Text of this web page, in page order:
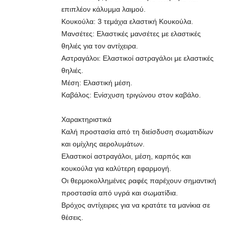
επιπλέον κάλυμμα λαιμού.
Κουκούλα: 3 τεμάχια ελαστική Κουκούλα.
Μανσέτες: Ελαστικές μανσέτες με ελαστικές
θηλιές για τον αντίχειρα.
Αστραγάλοι: Ελαστικοί αστραγάλοι με ελαστικές
θηλιές.
Μέση: Ελαστική μέση.
Καβάλος: Ενίσχυση τριγώνου στον καβάλο.
Χαρακτηριστικά
Καλή προστασία από τη διείσδυση σωματιδίων
και ομίχλης αερολυμάτων.
Ελαστικοί αστραγάλοι, μέση, καρπός και
κουκούλα για καλύτερη εφαρμογή.
Οι θερμοκολλημένες ραφές παρέχουν σημαντική
προστασία από υγρά και σωματίδια.
Βρόχος αντίχειρες για να κρατάτε τα μανίκια σε
θέσεις.